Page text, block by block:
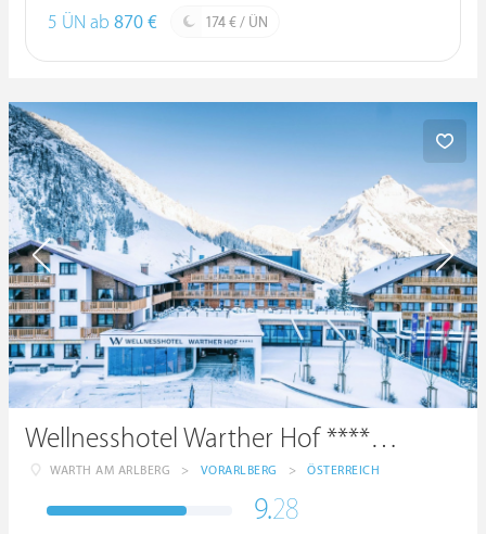
5 ÜN ab 870 € 174 € / ÜN
Wellnesshotel Warther Hof ****superior
WARTH AM ARLBERG > VORARLBERG > ÖSTERREICH
9.28